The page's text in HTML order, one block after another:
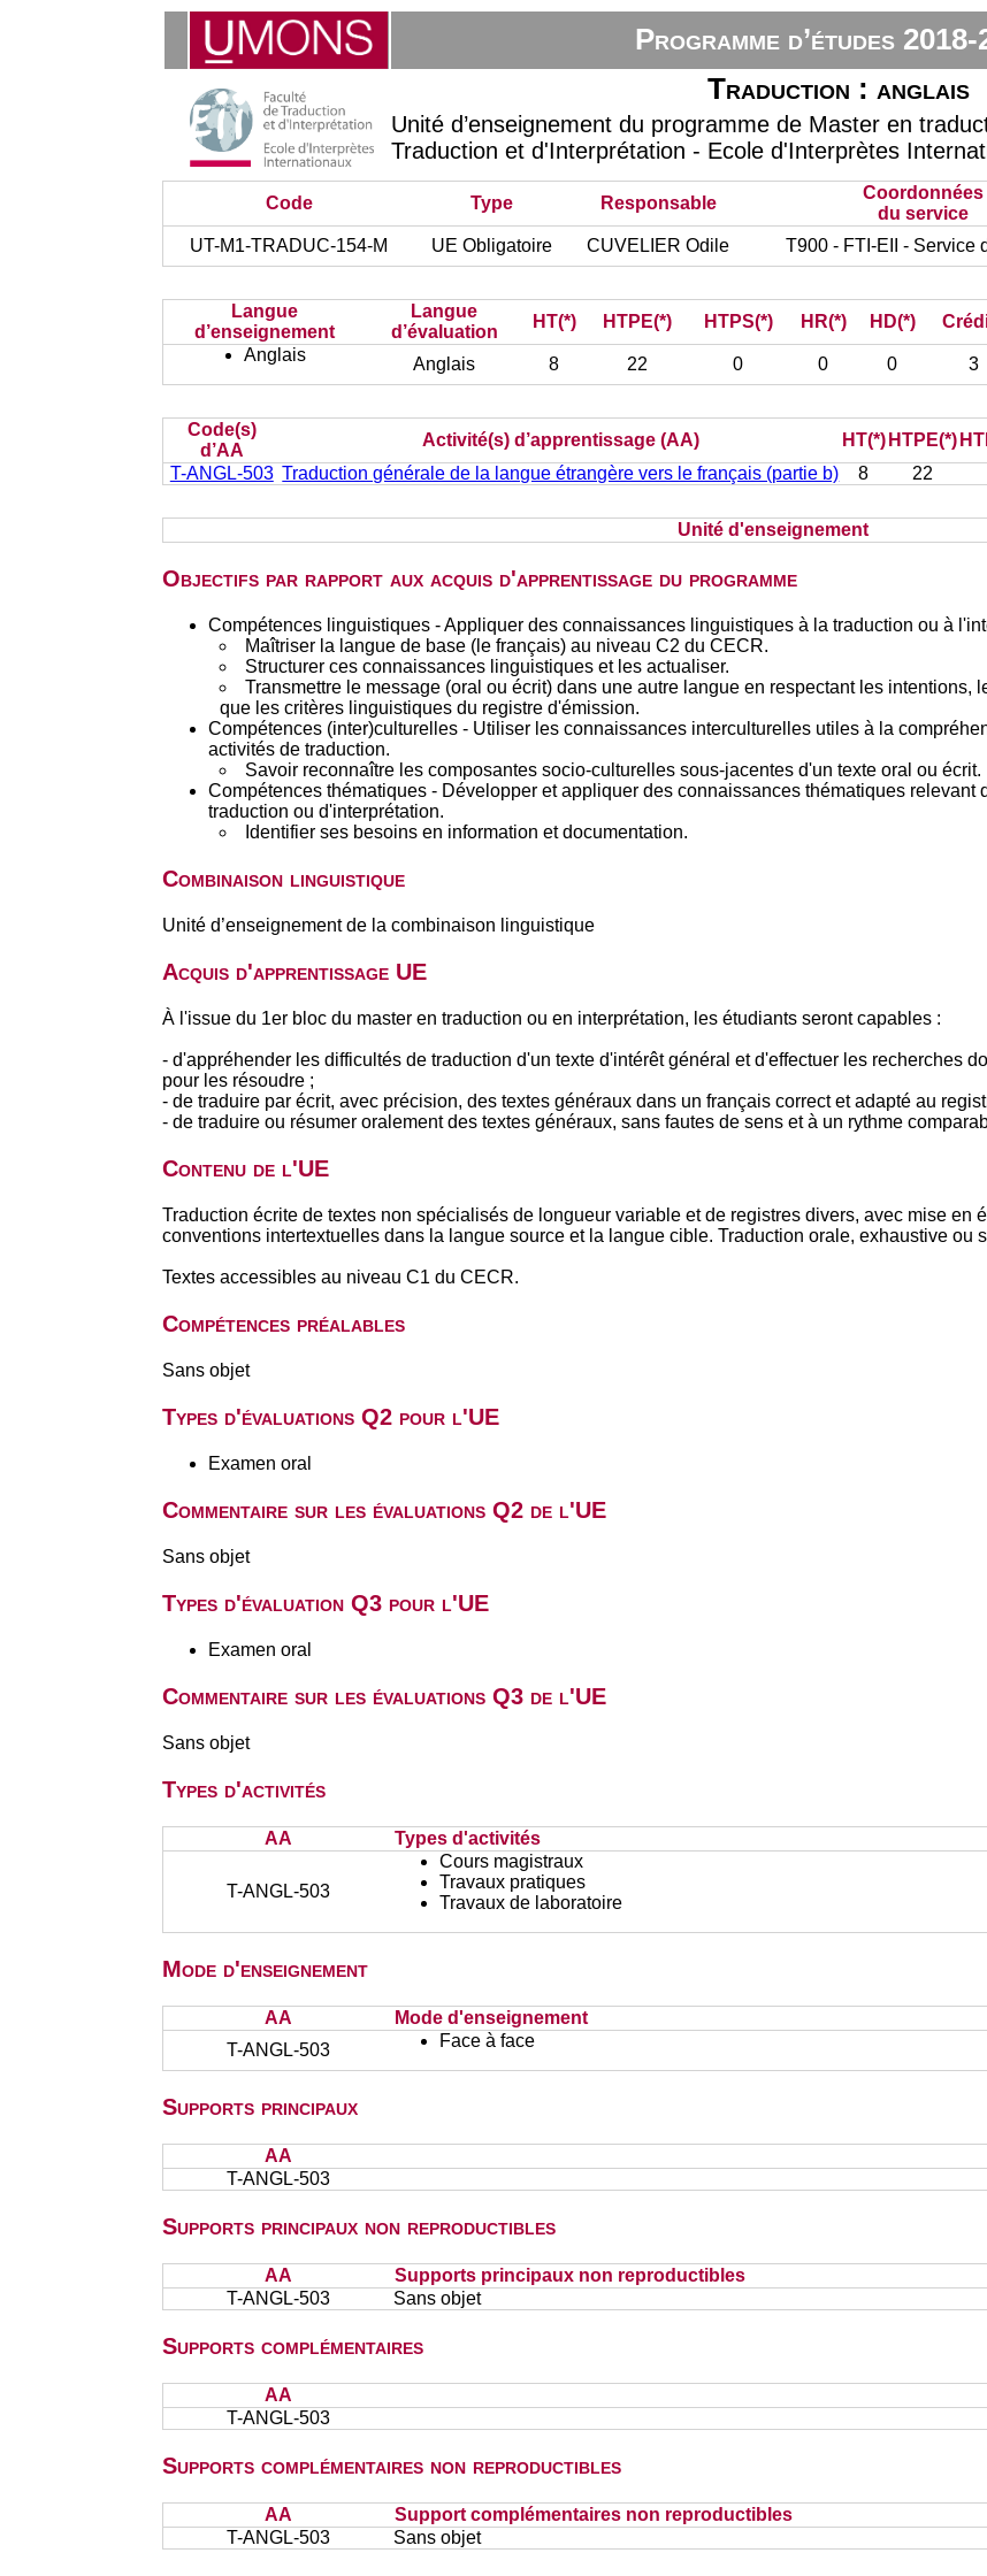
Programme d’études
Traduction : anglais
Unité d’enseignement du programme de Master en
Traduction et d'Interprétation - Ecole d'Interprètes
Code Type Responsable
Coordonnées
du service
UT-M1-TRADUC-154-M UE Obligatoire CUVELIER Odile T900 - FTI-EII - Service
Langue
d’enseignement
Langue
d’évaluation
HT(*) HTPE(*) HTPS(*) HR(*) HD(*)
Anglais
Anglais 8 22 0 0 0 3
Code(s)
d’AA
Activité(s) d’apprentissage (AA) HT(*) HTPE(*)
T-ANGL-503 Traduction générale de la langue étrangère vers le français (partie b) 8 22
Unité d'enseignement
Objectifs par rapport aux acquis d'apprentissage du programme
Compétences linguistiques - Appliquer des connaissances linguistiques à la traduction ou à
Maîtriser la langue de base (le français) au niveau C2 du CECR.
Structurer ces connaissances linguistiques et les actualiser.
Transmettre le message (oral ou écrit) dans une autre langue en respectant les intentions,
que les critères linguistiques du registre d'émission.
Compétences (inter)culturelles - Utiliser les connaissances interculturelles utiles à la
activités de traduction.
Savoir reconnaître les composantes socio-culturelles sous-jacentes d'un texte oral ou écrit.
Compétences thématiques - Développer et appliquer des connaissances thématiques
traduction ou d'interprétation.
Identifier ses besoins en information et documentation.
Combinaison linguistique
Unité d’enseignement de la combinaison linguistique
Acquis d'apprentissage UE
À l'issue du 1er bloc du master en traduction ou en interprétation, les étudiants seront capables :
- d'appréhender les difficultés de traduction d'un texte d'intérêt général et d'effectuer les recherches
pour les résoudre ;
- de traduire par écrit, avec précision, des textes généraux dans un français correct et adapté au
- de traduire ou résumer oralement des textes généraux, sans fautes de sens et à un rythme
Contenu de l'UE
Traduction écrite de textes non spécialisés de longueur variable et de registres divers, avec mise en
conventions intertextuelles dans la langue source et la langue cible. Traduction orale, exhaustive ou
Textes accessibles au niveau C1 du CECR.
Compétences préalables
Sans objet
Types d'évaluations Q2 pour l'UE
Examen oral
Commentaire sur les évaluations Q2 de l'UE
Sans objet
Types d'évaluation Q3 pour l'UE
Examen oral
Commentaire sur les évaluations Q3 de l'UE
Sans objet
Types d'activités
AA Types d'activités
T-ANGL-503
Cours magistraux
Travaux pratiques
Travaux de laboratoire
Mode d'enseignement
AA
Mode d'enseignement
T-ANGL-503
Face à face
Supports principaux
AA
T-ANGL-503
Supports principaux non reproductibles
AA
Supports principaux non reproductibles
T-ANGL-503
Sans objet
Supports complémentaires
AA
T-ANGL-503
Supports complémentaires non reproductibles
AA
Support complémentaires non reproductibles
T-ANGL-503
Sans objet